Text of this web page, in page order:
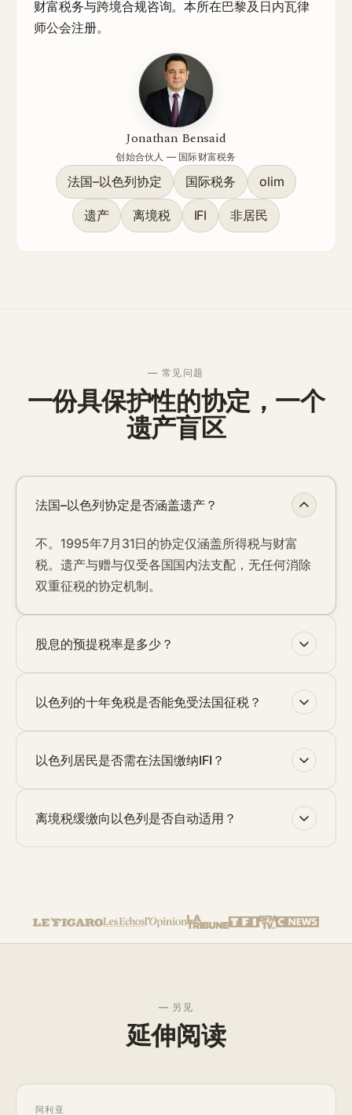
财富税务与跨境合规咨询。本所在巴黎及日内瓦律
师公会注册。
Jonathan Bensaid
创始合伙人 — 国际财富税务
法国–以色列协定 国际税务 olim
遗产 离境税 IFI 非居民
— 常见问题
一份具保护性的协定，一个
遗产盲区
法国–以色列协定是否涵盖遗产？
不。1995年7月31日的协定仅涵盖所得税与财富
税。遗产与赠与仅受各国国内法支配，无任何消除
双重征税的协定机制。
股息的预提税率是多少？
以色列的十年免税是否能免受法国征税？
以色列居民是否需在法国缴纳IFI？
离境税缓缴向以色列是否自动适用？
— 另见
延伸阅读
阿利亚